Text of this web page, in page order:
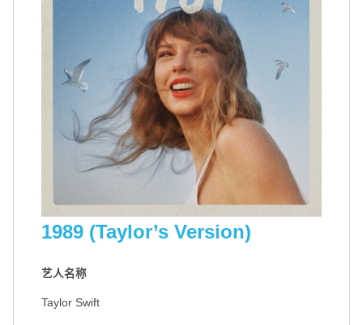
1989 (Taylor’s Version)
艺人名称
Taylor Swift